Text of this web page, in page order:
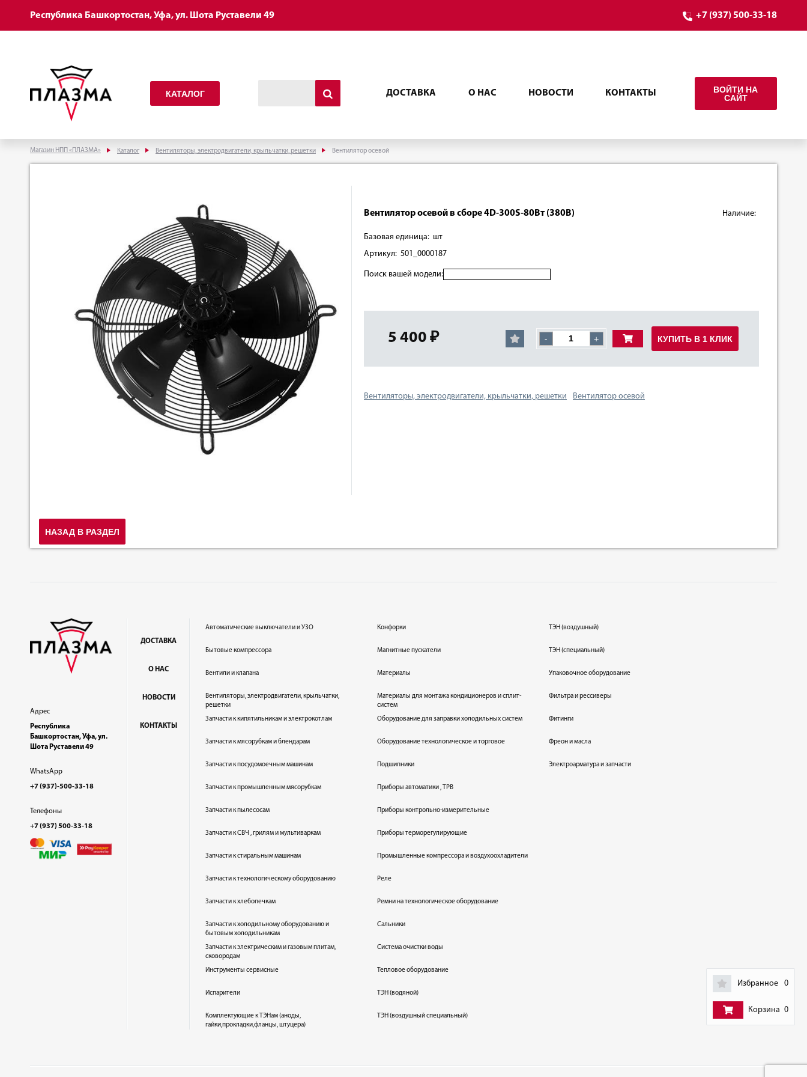
Избранное 0
Корзина 0
Республика Башкортостан, Уфа, ул. Шота Руставели 49 +7 (937) 500-33-18
КАТАЛОГ ДОСТАВКА О НАС НОВОСТИ КОНТАКТЫ
ВОЙТИ НА
САЙТ
Магазин НПП «ПЛАЗМА» Каталог Вентиляторы, электродвигатели, крыльчатки, решетки Вентилятор осевой
Вентилятор осевой в сборе 4D-300S-80Вт (380В) Наличие:
Базовая единица: шт
Артикул: 501_0000187
Поиск вашей модели:
5 400 ₽ - + КУПИТЬ В 1 КЛИК
Вентиляторы, электродвигатели, крыльчатки, решетки Вентилятор осевой
НАЗАД В РАЗДЕЛ
Адрес
Республика
Башкортостан, Уфа, ул.
Шота Руставели 49
WhatsApp
+7 (937)-500-33-18
Телефоны
+7 (937) 500-33-18
ДОСТАВКА
О НАС
НОВОСТИ
КОНТАКТЫ
Автоматические выключатели и УЗО
Бытовые компрессора
Вентили и клапана
Вентиляторы, электродвигатели, крыльчатки,
решетки
Запчасти к кипятильникам и электрокотлам
Запчасти к мясорубкам и блендарам
Запчасти к посудомоечным машинам
Запчасти к промышленным мясорубкам
Запчасти к пылесосам
Запчасти к СВЧ , грилям и мультиваркам
Запчасти к стиральным машинам
Запчасти к технологическому оборудованию
Запчасти к хлебопечкам
Запчасти к холодильному оборудованию и
бытовым холодильникам
Запчасти к электрическим и газовым плитам,
сковородам
Инструменты сервисные
Испарители
Комплектующие к ТЭНам (аноды,
гайки,прокладки,фланцы, штуцера)
Конфорки
Магнитные пускатели
Материалы
Материалы для монтажа кондиционеров и сплит-
систем
Оборудование для заправки холодильных систем
Оборудование технологическое и торговое
Подшипники
Приборы автоматики , ТРВ
Приборы контрольно-измерительные
Приборы терморегулирующие
Промышленные компрессора и воздухоохладители
Реле
Ремни на технологическое оборудование
Сальники
Система очистки воды
Тепловое оборудование
ТЭН (водяной)
ТЭН (воздушный специальный)
ТЭН (воздушный)
ТЭН (специальный)
Упаковочное оборудование
Фильтра и рессиверы
Фитинги
Фреон и масла
Электроарматура и запчасти